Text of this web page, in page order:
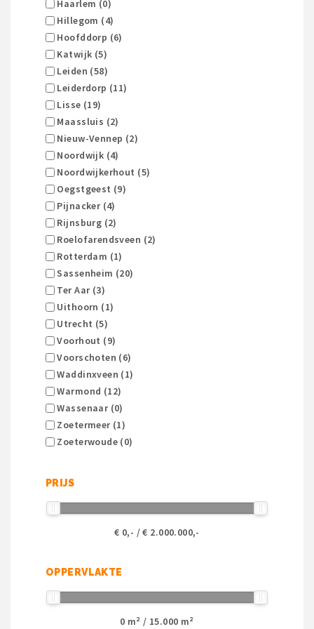
Haarlem (0)
Hillegom (4)
Hoofddorp (6)
Katwijk (5)
Leiden (58)
Leiderdorp (11)
Lisse (19)
Maassluis (2)
Nieuw-Vennep (2)
Noordwijk (4)
Noordwijkerhout (5)
Oegstgeest (9)
Pijnacker (4)
Rijnsburg (2)
Roelofarendsveen (2)
Rotterdam (1)
Sassenheim (20)
Ter Aar (3)
Uithoorn (1)
Utrecht (5)
Voorhout (9)
Voorschoten (6)
Waddinxveen (1)
Warmond (12)
Wassenaar (0)
Zoetermeer (1)
Zoeterwoude (0)
PRIJS
€ 0,- / € 2.000.000,-
OPPERVLAKTE
0 m² / 15.000 m²